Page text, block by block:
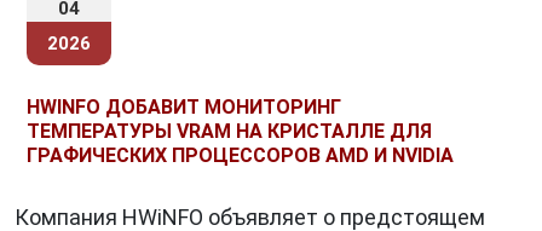
04
2026
HWINFO ДОБАВИТ МОНИТОРИНГ
ТЕМПЕРАТУРЫ VRAM НА КРИСТАЛЛЕ ДЛЯ
ГРАФИЧЕСКИХ ПРОЦЕССОРОВ AMD И NVIDIA
Компания HWiNFO объявляет о предстоящем